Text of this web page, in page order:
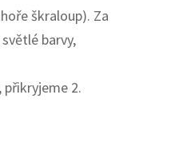
škraloup). Za
barvy,
2.